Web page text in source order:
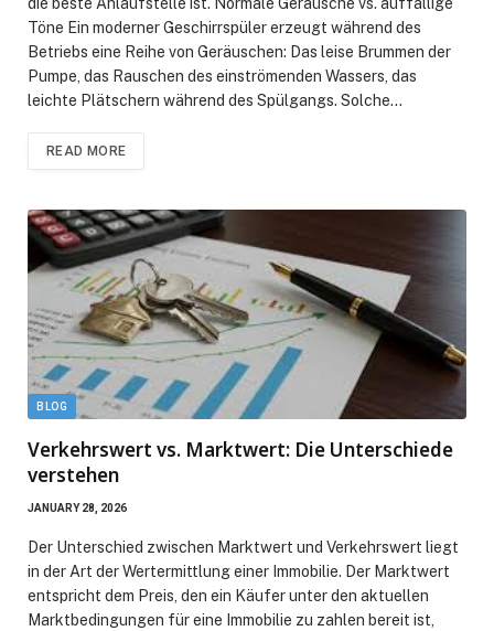
Töne Ein moderner Geschirrspüler erzeugt während des
Betriebs eine Reihe von Geräuschen: Das leise Brummen der
Pumpe, das Rauschen des einströmenden Wassers, das
leichte Plätschern während des Spülgangs. Solche…
READ MORE
BLOG
Verkehrswert vs. Marktwert: Die Unterschiede
verstehen
JANUARY 28, 2026
Der Unterschied zwischen Marktwert und Verkehrswert liegt
in der Art der Wertermittlung einer Immobilie. Der Marktwert
entspricht dem Preis, den ein Käufer unter den aktuellen
Marktbedingungen für eine Immobilie zu zahlen bereit ist,